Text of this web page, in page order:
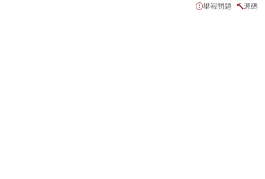
舉報問題 源碼